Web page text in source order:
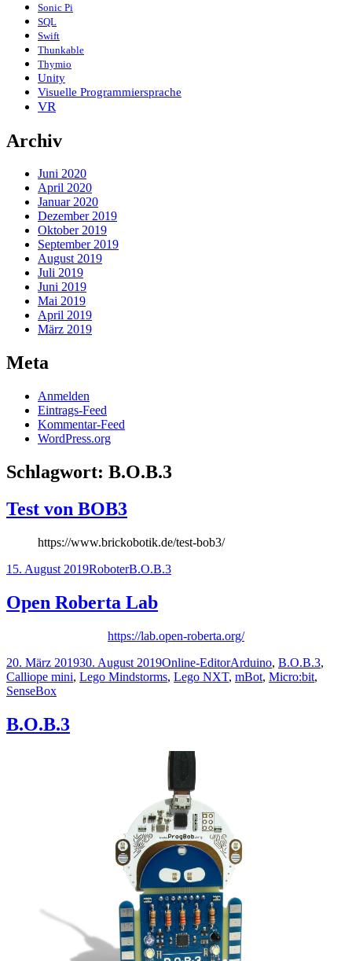
Sonic Pi
SQL
Swift
Thunkable
Thymio
Unity
Visuelle Programmiersprache
VR
Archiv
Juni 2020
April 2020
Januar 2020
Dezember 2019
Oktober 2019
September 2019
August 2019
Juli 2019
Juni 2019
Mai 2019
April 2019
März 2019
Meta
Anmelden
Eintrags-Feed
Kommentar-Feed
WordPress.org
Schlagwort: B.O.B.3
Test von BOB3
https://www.brickobotik.de/test-bob3/
Veröffentlicht
15. August 2019Kategorien
RoboterSchlagwörter
B.O.B.3
Open Roberta Lab
https://lab.open-roberta.org/
Veröffentlicht
am
20. März 201930. August 2019Kategorien
Online-EditorSchlagwörter
Arduino, B.O.B.3,
Calliope mini, Lego Mindstorms, Lego NXT, mBot, Micro:bit,
SenseBox
B.O.B.3